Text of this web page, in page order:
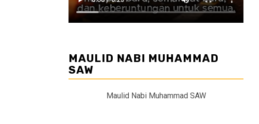
MAULID NABI MUHAMMAD
SAW
Maulid Nabi Muhammad SAW